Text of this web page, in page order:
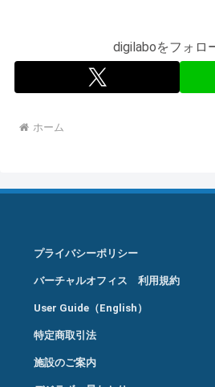
digilaboをフォロ
ホーム
プライバシーポリシー
バーチャルオフィス 利用規約
User Guide（English）
特定商取引法
施設のご案内